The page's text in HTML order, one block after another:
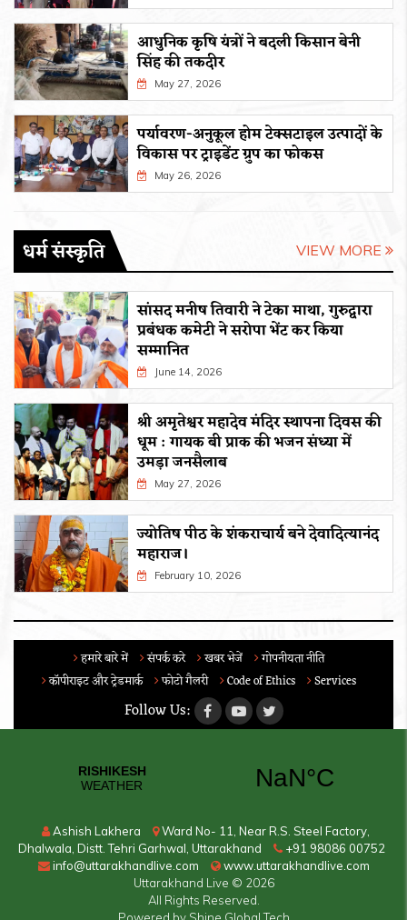
आधुनिक कृषि यंत्रों ने बदली किसान बेनी
सिंह की तकदीर
May 27, 2026
पर्यावरण-अनुकूल होम टेक्सटाइल उत्पादों के
विकास पर ट्राइडेंट ग्रुप का फोकस
May 26, 2026
धर्म संस्कृति VIEW MORE
सांसद मनीष तिवारी ने टेका माथा, गुरुद्वारा
प्रबंधक कमेटी ने सरोपा भेंट कर किया
सम्मानित
June 14, 2026
श्री अमृतेश्वर महादेव मंदिर स्थापना दिवस की
धूम : गायक बी प्राक की भजन संध्या में
उमड़ा जनसैलाब
May 27, 2026
ज्योतिष पीठ के शंकराचार्य बने देवादित्यानंद
महाराज।
February 10, 2026
हमारे बारे में संपर्क करे खबर भेजें
गोपनीयता नीति
कॉपीराइट और ट्रेडमार्क
फोटो गैलरी Code of Ethics Services
Follow Us:
Ashish Lakhera
Ward No- 11, Near R.S. Steel Factory,
Dhalwala, Distt. Tehri Garhwal, Uttarakhand
+91 98086 00752
info@uttarakhandlive.com
www.uttarakhandlive.com
Uttarakhand Live © 2026
All Rights Reserved.